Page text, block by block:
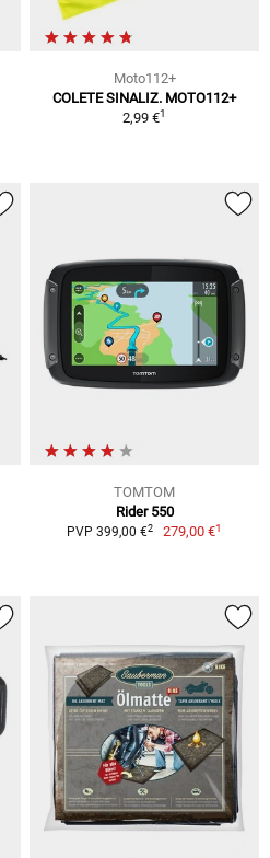
Moto112+
COLETE SINALIZ. MOTO112+
2,99 €1
TOMTOM
Rider 550
PVP 399,00 €2 279,00 €1